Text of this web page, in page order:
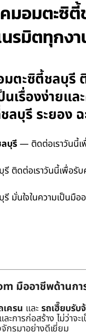
คมอมตะซิ
รมิตทุกง
มตะซิตี้ชลบุรี
เรื่องง่ายแล
บุรี ระยอง ฉ
บุรี— ติดต่อเราวันนี้เ
รี ติดต่อเราวันนี้เพื่อ
รี มั่นใจในความเป็น
มืออาชีพด้าน
เครน และรถเฮี๊ยบรับ
ะการก่อสร้าง ไม่ว่า
กรมาอย่างดีเยี่ยม